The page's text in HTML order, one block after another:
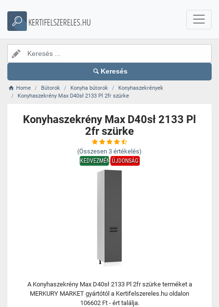
KERTIFELSZERELES.HU
Keresés
Home Bútorok Konyha bútorok
Konyhaszekrények
Konyhaszekrény Max D40sł 2133 Pl 2fr szürke
Konyhaszekrény Max D40sł 2133 Pl
2fr szürke
(Összesen 3 értékelés)
KEDVEZMÉNYÚJDONSÁG
A Konyhaszekrény Max D40sł 2133 Pl 2fr szürke terméket a
MERKURY MARKET gyártótól a Kertifelszereles.hu oldalon
106602 Ft - ért találja.